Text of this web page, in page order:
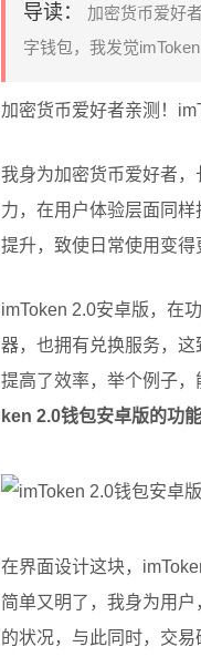
导读：
加密货币爱好
字钱包，我发觉
加密货币爱好者亲测！
我身为加密货币爱好者
力，在用户体验层面同
提升，致使日常使用变得
imToken 2.0安卓版，在
器，也拥有兑换服务，
提高了效率，举个例子
ken 2.0钱包安卓版的功
在界面设计这块，
简单又明了，我身为用
的状况，与此同时，交